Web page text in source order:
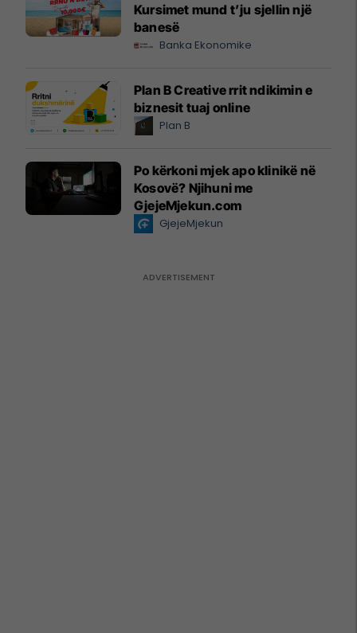
Kursimet mund t’ju sjellin një
banesë
Banka Ekonomike
Plan B Creative rrit ndikimin e
biznesit tuaj online
Plan B
Po kërkoni mjek apo klinikë në
Kosovë? Njihuni me
GjejeMjekun.com
GjejeMjekun